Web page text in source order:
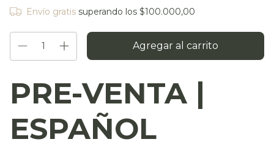
Envío gratis superando los $100.000,00
PRE-VENTA |
ESPAÑOL